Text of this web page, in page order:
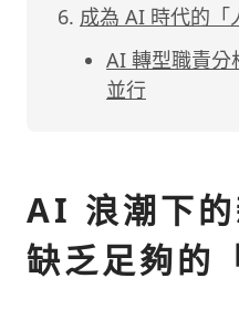
成為 AI 時代的「
AI 轉型職責分
並行
AI 浪潮下
缺乏足夠的